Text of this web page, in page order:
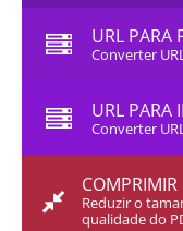
URL PARA
Converter
URL PARA
Converter
COMPRIMIR
Reduzir o
qualidade do